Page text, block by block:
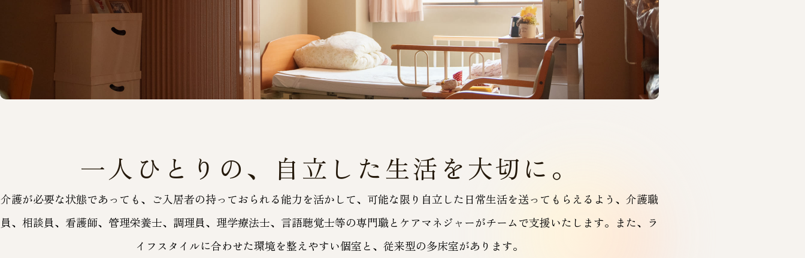
一人ひとりの、自立した生活を大切に。
介護が必要な状態であっても、ご入居者の持っておられる能力を活かして、可能な限り自立した日常生活を送ってもらえるよう、介護職
員、相談員、看護師、管理栄養士、調理員、理学療法士、言語聴覚士等の専門職とケアマネジャーがチームで支援いたします。また、ラ
イフスタイルに合わせた環境を整えやすい個室と、従来型の多床室があります。